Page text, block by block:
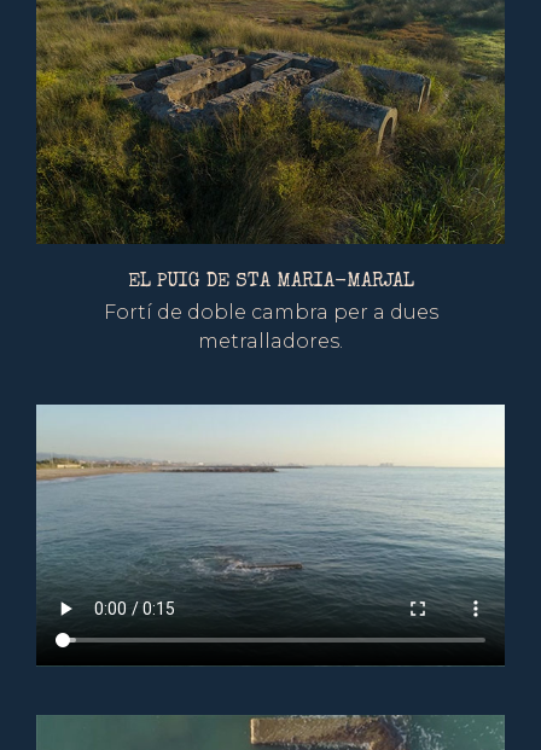
EL PUIG DE STA MARIA-MARJAL
Fortí de doble cambra per a dues
metralladores.